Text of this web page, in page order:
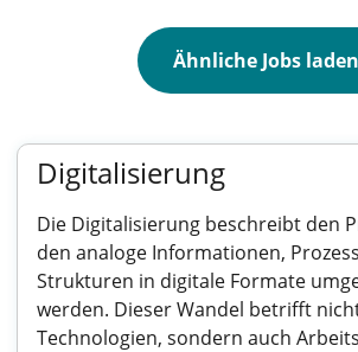
Ähnliche Jobs laden
Digitalisierung
Die Digitalisierung beschreibt den
den analoge Informationen,
Strukturen in digitale Formate
werden. Dieser Wandel betrifft
Technologien, sondern auch